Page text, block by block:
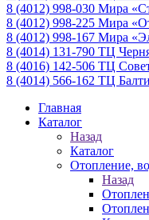
8 (4012) 998-030 Мира
8 (4012) 998-225 Мира
8 (4012) 998-167 Мира
8 (4014) 131-790 ТЦ
8 (4016) 142-506 ТЦ
8 (4014) 566-162 ТЦ
Главная
Каталог
Назад
Каталог
Отопление,
Назад